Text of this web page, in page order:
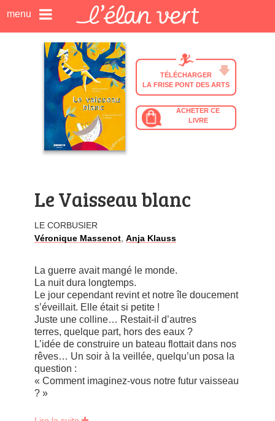
Le Vaisseau blanc
LE CORBUSIER
Véronique Massenot Anja Klauss
La guerre avait mangé le monde.
La nuit dura longtemps.
Le jour cependant revint et notre île doucement
s’éveillait. Elle était si petite !
Juste une colline… Restait-il d’autres
terres, quelque part, hors des eaux ?
L’idée de construire un bateau flottait dans nos
rêves… Un soir à la veillée, quelqu’un posa la
question :
« Comment imaginez-vous notre futur vaisseau
? »
TÉLÉCHARGER
LA FRISE PONT DES ARTS
ACHETER CE
LIVRE